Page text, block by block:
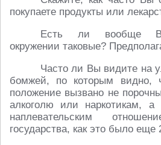
покупаете продукты или
Есть ли вообще
окружении таковые?
Часто ли Вы видите на
бомжей, по которым видно,
положение вызвано не
алкоголю или наркотикам, а
наплевательским
государства, как это было еще